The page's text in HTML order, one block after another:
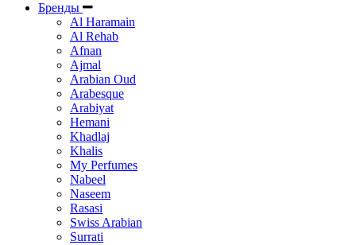
Бренды
Al Haramain
Al Rehab
Afnan
Ajmal
Arabian Oud
Arabesque
Arabiyat
Hemani
Khadlaj
Khalis
My Perfumes
Nabeel
Naseem
Rasasi
Swiss Arabian
Surrati